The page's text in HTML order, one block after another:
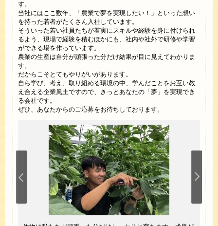
す。
当社にはここ数年、「農業で夢を実現したい！」といった想い
を持った若者がたくさん入社しています。
そういった若い社員たちが着実にスキルや経験を身に付けられ
るよう、現場で経験を積むほかにも、社内や社外で研修や学習
ができる場を作っています。
農業の生産は自分が頑張った分だけ結果が目に見えてわかりま
す。
だからこそとてもやりがいがあります。
自ら学び、考え、取り組める環境の中、学んだことをお互い教
え合える企業風土ですので、きっとあなたの「夢」を実現でき
る会社です。
ぜひ、あなたからのご応募をお待ちしております。
ろ